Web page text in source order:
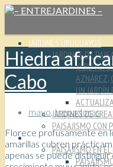
JARDINES URUGUAYOS
JARDINES DE
YARUTO:
AZNÁREZ,
UN JARDÍN
JARDINES DE
PAISAJISMO CON
CULTURA JARDINERA
PAISAJISMO EN
Hiedra
Cabo
mayo,trepadoras
Florece profusamente en
amarillas cubren
apenas se puede